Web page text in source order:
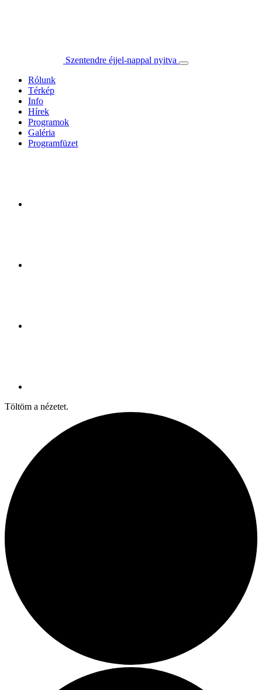
Szentendre éjjel-nappal nyitva
Rólunk
Térkép
Info
Hírek
Programok
Galéria
Programfüzet
Töltöm a nézetet.